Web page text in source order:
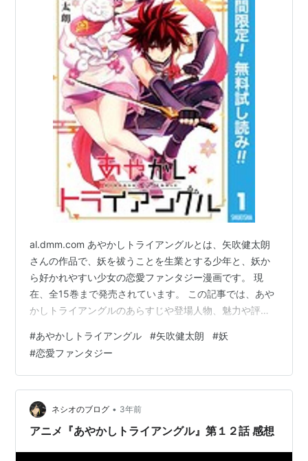
al.dmm.com あやかしトライアングルとは、矢吹健太朗
さんの作品で、妖を祓うことを生業とする少年と、妖か
ら好かれやすい少女の恋愛ファンタジー漫画です。 現
在、全15巻まで発売されています。 この記事では、あや
かしトライアングルのあらすじや登場人物、魅力や評判
主人公の風巻祭里（かざまきまつり）は、祓忍（はらい
にん）と呼ばれる妖を祓うことを仕事とする少年です。
幼なじみの花奏すず（かなですず）は、妖から好かれや
すい体質で、祭里は彼女を守るために日々妖と戦ってい
ます。 しかし、ある日、見た目はネコだが妖の頂点に君
臨するシロガネという妖が現れ…
#あやかしトライアングル #矢吹健太朗 #妖
#恋愛ファンタジー
ネシオのブログ • 3年前
アニメ『あやかしトライアングル』第１２話 感想